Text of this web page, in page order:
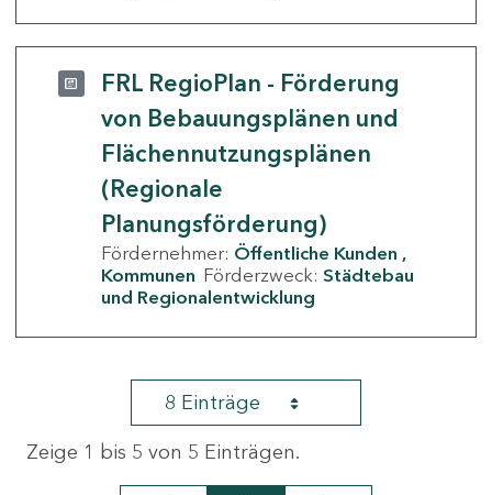
FRL RegioPlan - Förderung
von Bebauungsplänen und
Flächennutzungsplänen
(Regionale
Planungsförderung)
Fördernehmer: Öffentliche Kunden
Kommunen Förderzweck: Städtebau
und Regionalentwicklung
8 Einträge
Zeige 1 bis 5 von 5 Einträgen.